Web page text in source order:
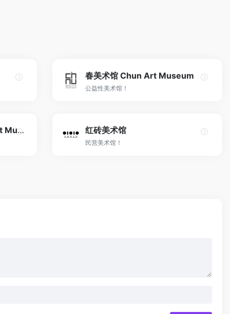
春美术馆 Chun Art Museum
公益性美术馆！
21空间美术馆 21 Space Art Museum 红砖美术馆
民营美术馆！